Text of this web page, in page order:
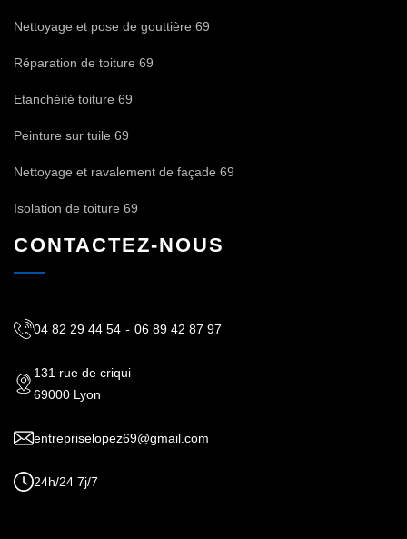
Nettoyage et pose de gouttière 69
Réparation de toiture 69
Etanchéité toiture 69
Peinture sur tuile 69
Nettoyage et ravalement de façade 69
Isolation de toiture 69
CONTACTEZ-NOUS
04 82 29 44 54 - 06 89 42 87 97
131 rue de criqui
69000 Lyon
entrepriselopez69@gmail.com
24h/24 7j/7